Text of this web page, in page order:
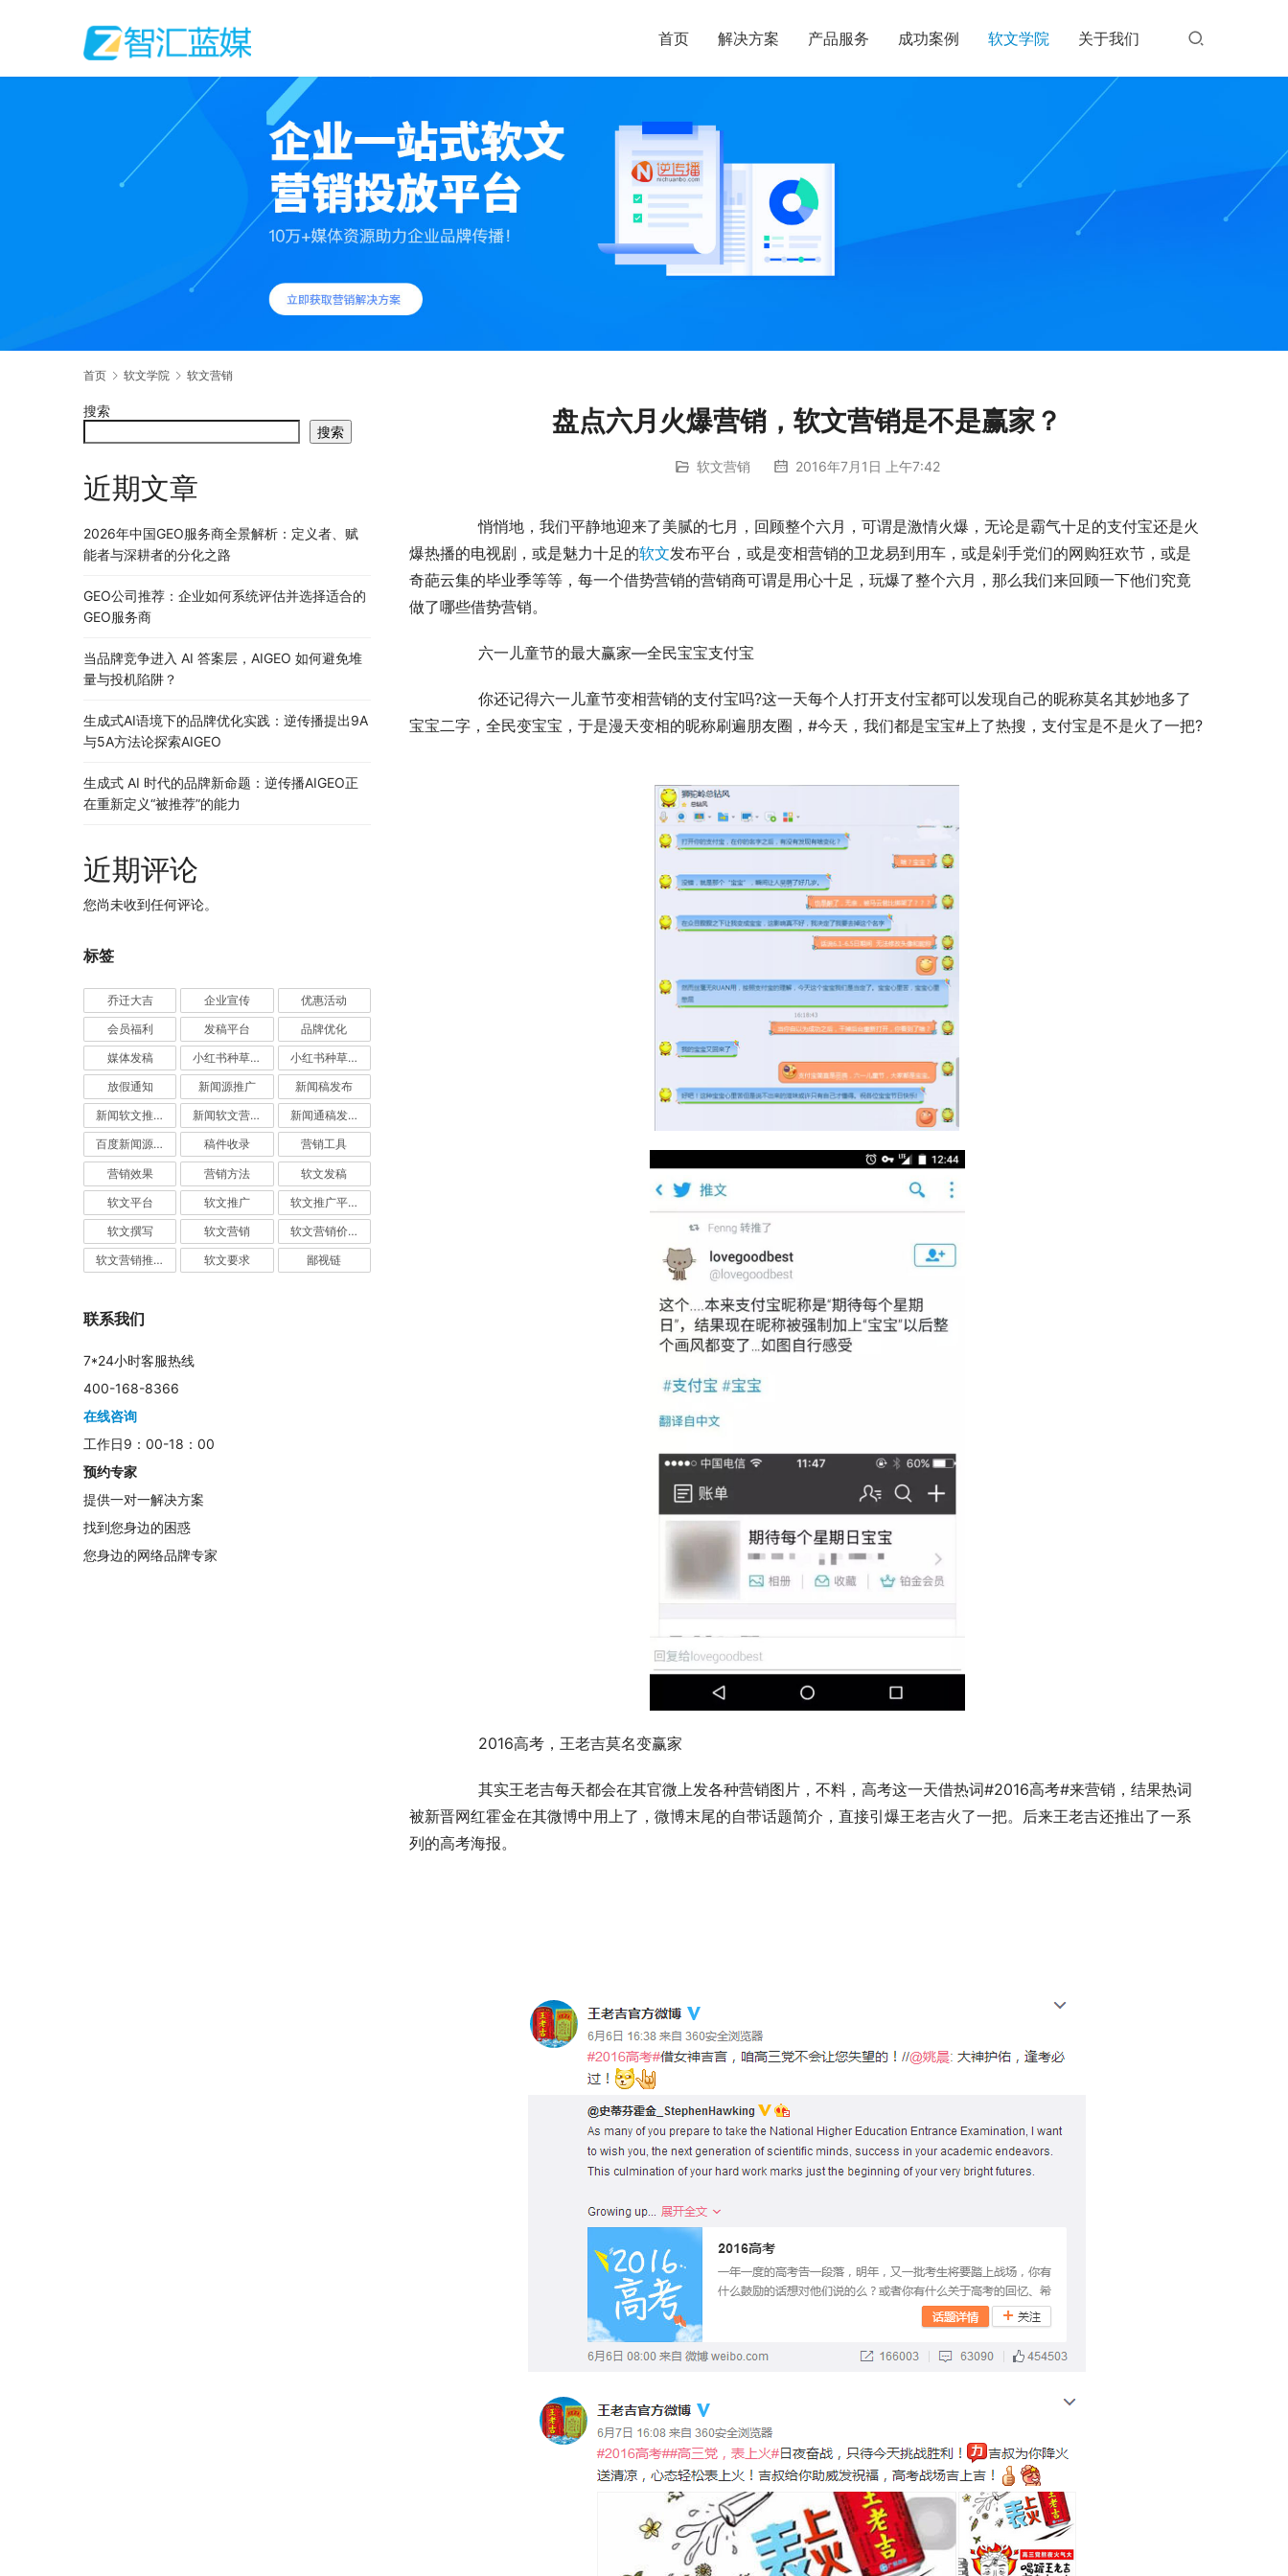
首页 解决方案 产品服务 成功案例 软文学院 关于我们
首页 软文学院 软文营销
盘点六月火爆营销，软文营销是不是赢家？
软文营销 2016年7月1日 上午7:42
爆热播的电视剧，或是魅力十足的软文发布平台，或是变相营销的卫龙易到用车，或是剁手党们的网购狂欢节，或是
奇葩云集的毕业季等等，每一个借势营销的营销商可谓是用心十足，玩爆了整个六月，那么我们来回顾一下他们究竟
做了哪些借势营销。
	　　六一儿童节的最大赢家—全民宝宝支付宝
宝宝二字，全民变宝宝，于是漫天变相的昵称刷遍朋友圈，#今天，我们都是宝宝#上了热搜，支付宝是不是火了一把?
	　　2016高考，王老吉莫名变赢家
被新晋网红霍金在其微博中用上了，微博末尾的自带话题简介，直接引爆王老吉火了一把。后来王老吉还推出了一系
列的高考海报。
搜索
搜索
近期文章
2026年中国GEO服务商全景解析：定义者、赋
能者与深耕者的分化之路
GEO公司推荐：企业如何系统评估并选择适合的
GEO服务商
当品牌竞争进入 AI 答案层，AIGEO 如何避免堆
量与投机陷阱？
生成式AI语境下的品牌优化实践：逆传播提出9A
与5A方法论探索AIGEO
生成式 AI 时代的品牌新命题：逆传播AIGEO正
在重新定义“被推荐”的能力
近期评论
您尚未收到任何评论。
标签
乔迁大吉 企业宣传 优惠活动
会员福利 发稿平台 品牌优化
媒体发稿 小红书种草推广 小红书种草营销
放假通知 新闻源推广 新闻稿发布
新闻软文推广发稿 新闻软文营销推广 新闻通稿发布推广
百度新闻源发布 稿件收录 营销工具
营销效果 营销方法 软文发稿
软文平台 软文推广 软文推广平台
软文撰写 软文营销 软文营销价值
软文营销推广 软文要求 鄙视链
联系我们
7*24小时客服热线
400-168-8366
在线咨询
工作日9：00-18：00
预约专家
提供一对一解决方案
找到您身边的困惑
您身边的网络品牌专家